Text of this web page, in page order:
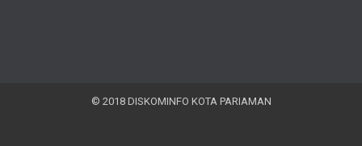
© 2018 DISKOMINFO KOTA PARIAMAN